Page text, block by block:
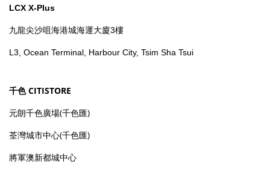
LCX X-Plus
九龍尖沙咀海港城海運大廈3樓
L3, Ocean Terminal, Harbour City, Tsim Sha Tsui
千色 CITISTORE
元朗千色廣場(千色匯)
荃灣城市中心(千色匯)
將軍澳新都城中心